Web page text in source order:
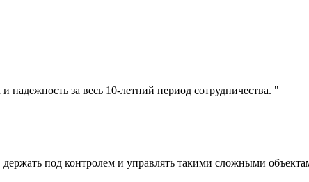
за весь 10-летний период сотрудничества. "
под контролем и управлять такими сложными